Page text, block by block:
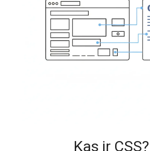
Kas ir CSS?